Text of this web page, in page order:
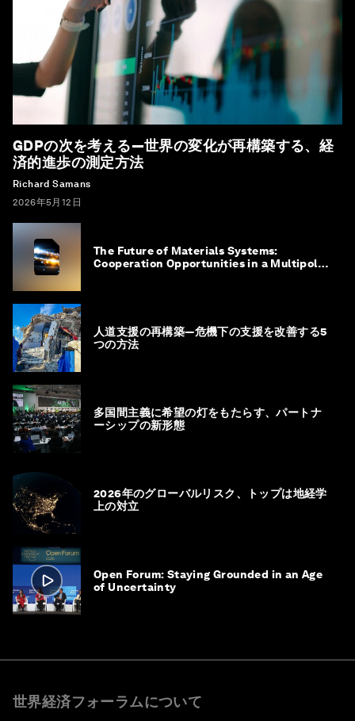
GDPの次を考える―世界の変化が再構築する、経
済的進歩の測定方法
Richard Samans
2026年5月12日
The Future of Materials Systems:
Cooperation Opportunities in a Multipolar
人道支援の再構築―危機下の支援を改善する5
つの方法
多国間主義に希望の灯をもたらす、パートナ
ーシップの新形態
2026年のグローバルリスク、トップは地経学
上の対立
Open Forum: Staying Grounded in an Age
of Uncertainty
世界経済フォーラムについて